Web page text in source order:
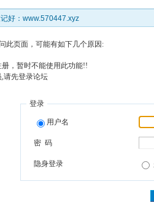
好：www.570447.xyz
此页面，可能有如下几个原因:
，暂时不能使用此功能!!
请先登录论坛
登录
用户名
密 码
隐身登录